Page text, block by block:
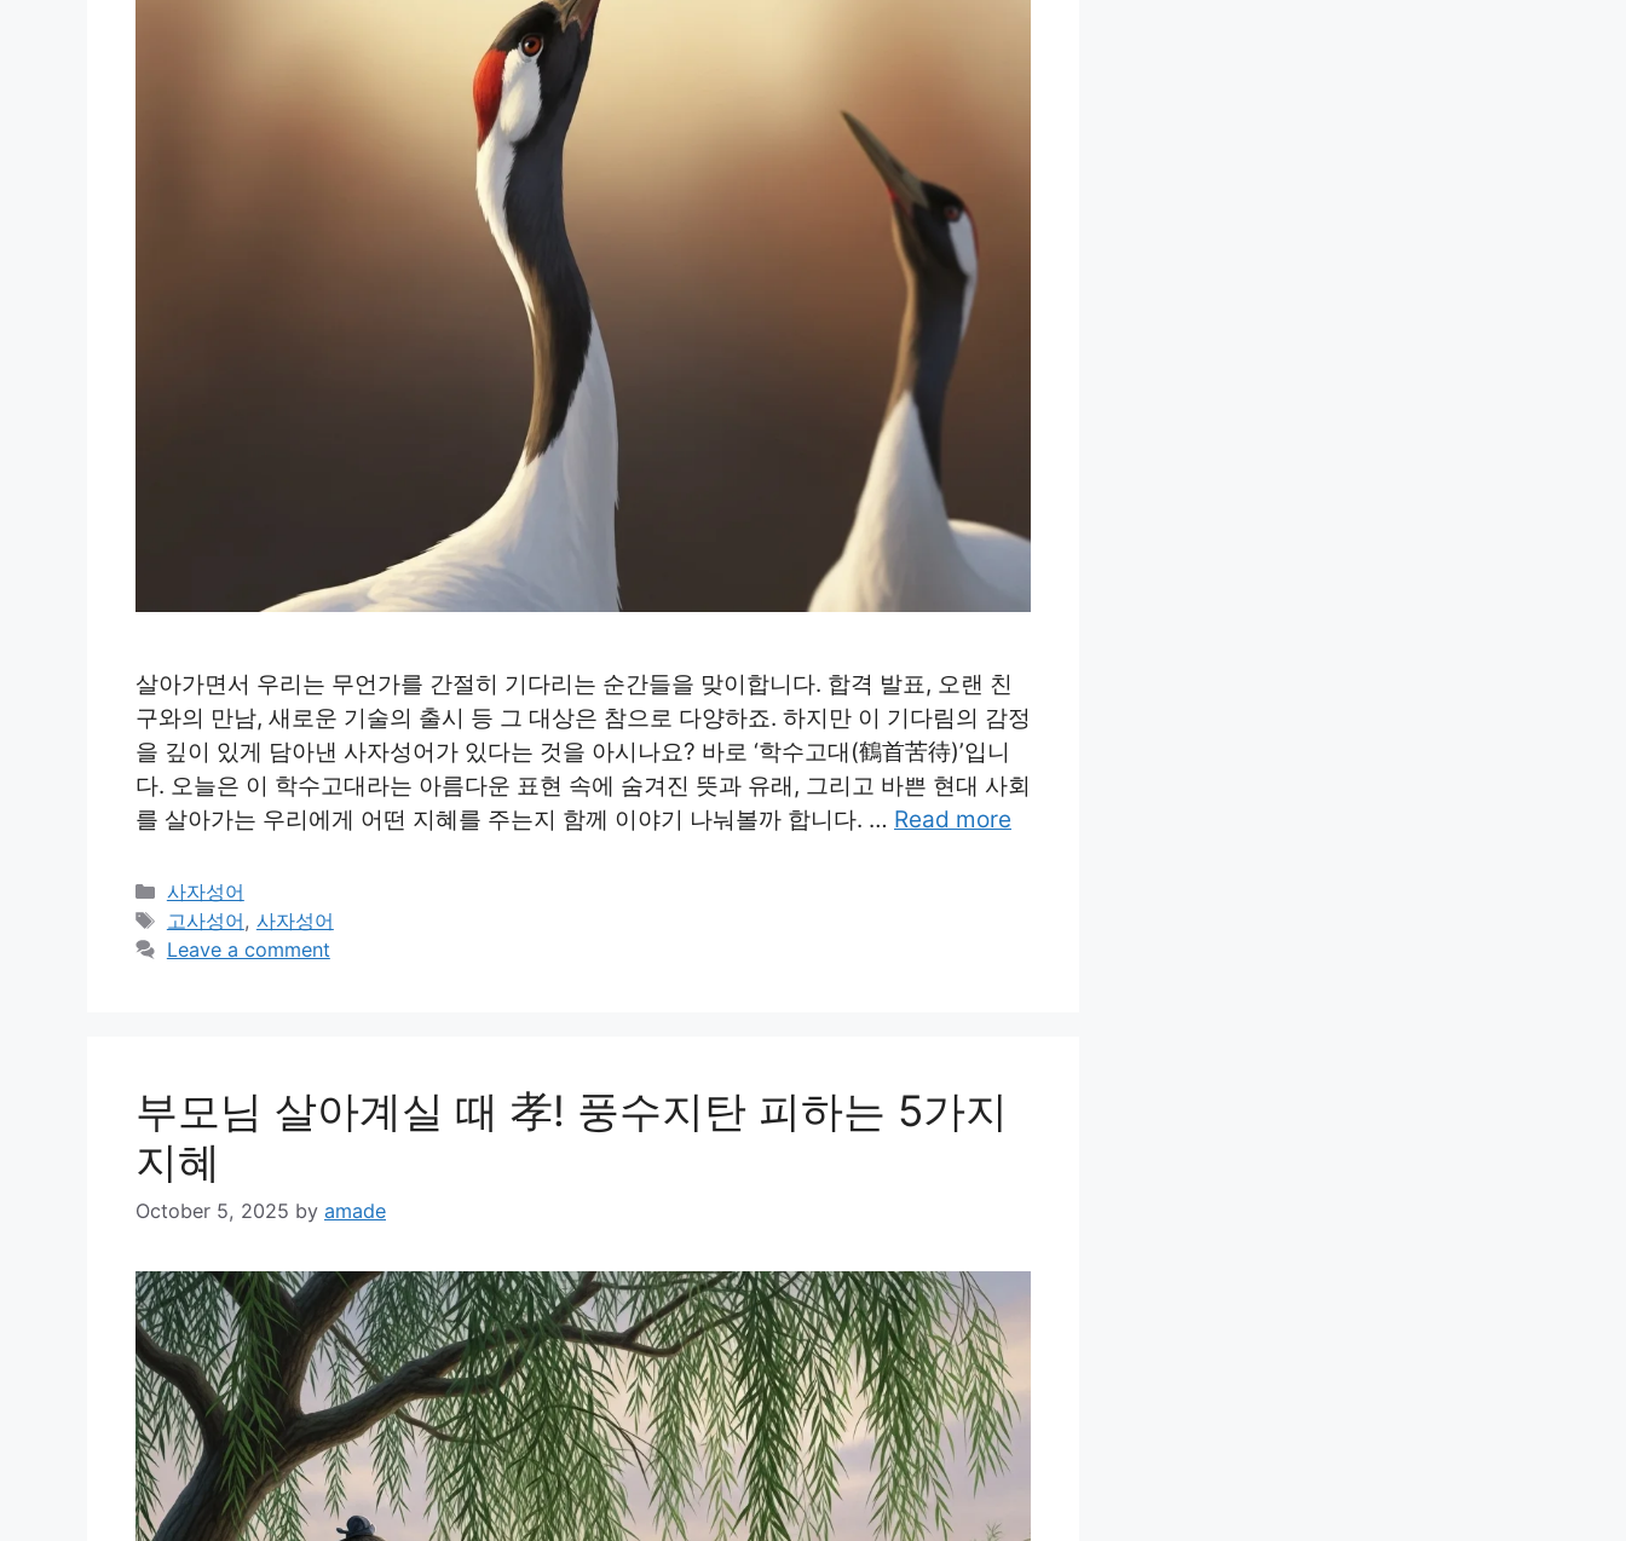
살아가면서 우리는 무언가를 간절히 기다리는 순간들을 맞이합니다. 합격 발표, 오랜 친
구와의 만남, 새로운 기술의 출시 등 그 대상은 참으로 다양하죠. 하지만 이 기다림의 감정
을 깊이 있게 담아낸 사자성어가 있다는 것을 아시나요? 바로 ‘학수고대(鶴首苦待)’입니
다. 오늘은 이 학수고대라는 아름다운 표현 속에 숨겨진 뜻과 유래, 그리고 바쁜 현대 사회
를 살아가는 우리에게 어떤 지혜를 주는지 함께 이야기 나눠볼까 합니다. … Read more
Categories
사자성어
Tags
고사성어, 사자성어
Leave a comment
부모님 살아계실 때 孝! 풍수지탄 피하는 5가지
지혜
October 5, 2025 by amade